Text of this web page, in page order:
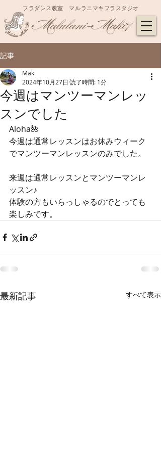
フラダンス教室 マルラニマキフラスタジオ
記事
今週はマンツーマンレッ
スンでした
Maki
2024年10月27日 読了時間: 1分
Aloha🌺
今週は通常レッスンはお休みウィーク
でマンツーマンレッスンのみでした。
来週は通常レッスンとマンツーマンレ
ッスン♪
体験の方もいらっしゃるのでとっても
楽しみです。
最新記事 すべて表示